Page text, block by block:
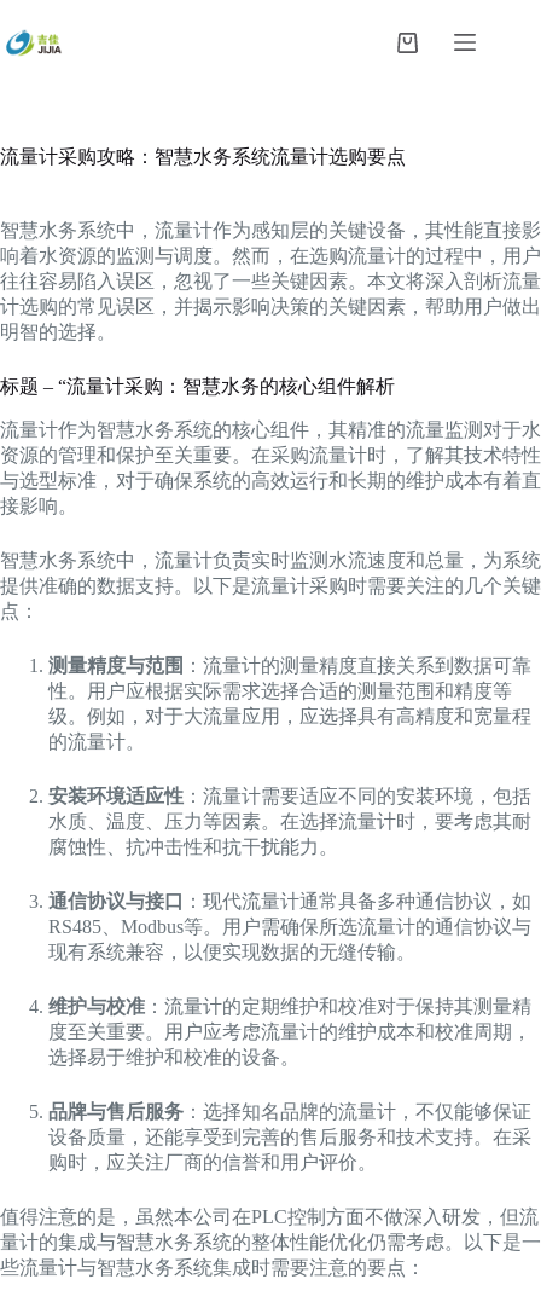
过
内
购
流量计采购攻略：智慧水务系统流量计选购要点
智慧水务系统中，流量计作为感知层的关键设备，其性能直接影
响着水资源的监测与调度。然而，在选购流量计的过程中，用户
往往容易陷入误区，忽视了一些关键因素。本文将深入剖析流量
计选购的常见误区，并揭示影响决策的关键因素，帮助用户做出
明智的选择。
标题 – “流量计采购：智慧水务的核心组件解析
流量计作为智慧水务系统的核心组件，其精准的流量监测对于水
资源的管理和保护至关重要。在采购流量计时，了解其技术特性
与选型标准，对于确保系统的高效运行和长期的维护成本有着直
接影响。
智慧水务系统中，流量计负责实时监测水流速度和总量，为系统
提供准确的数据支持。以下是流量计采购时需要关注的几个关键
点：
测量精度与范围 ：流量计的测量精度直接关系到数据可靠
性。用户应根据实际需求选择合适的测量范围和精度等
级。例如，对于大流量应用，应选择具有高精度和宽量程
的流量计。
安装环境适应性 ：流量计需要适应不同的安装环境，包括
水质、温度、压力等因素。在选择流量计时，要考虑其耐
腐蚀性、抗冲击性和抗干扰能力。
通信协议与接口
：现代流量计通常具备多种通信协议，如
RS485、Modbus等。用户需确保所选流量计的通信协议与
现有系统兼容，以便实现数据的无缝传输。
维护与校准 ：流量计的定期维护和校准对于保持其测量精
度至关重要。用户应考虑流量计的维护成本和校准周期，
选择易于维护和校准的设备。
品牌与售后服务 ：选择知名品牌的流量计，不仅能够保证
设备质量，还能享受到完善的售后服务和技术支持。在采
购时，应关注厂商的信誉和用户评价。
值得注意的是，虽然本公司在PLC控制方面不做深入研发，但流
量计的集成与智慧水务系统的整体性能优化仍需考虑。以下是一
些流量计与智慧水务系统集成时需要注意的要点：